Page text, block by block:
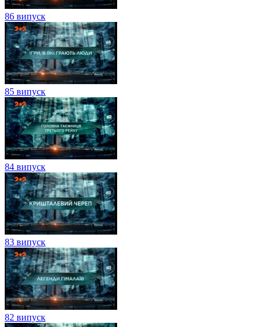
86 випуск
85 випуск
84 випуск
83 випуск
82 випуск